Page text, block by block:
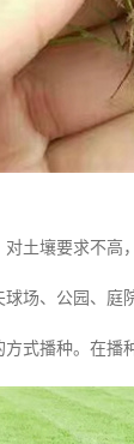
土壤要求不高
场、公园、庭
式播种。在播